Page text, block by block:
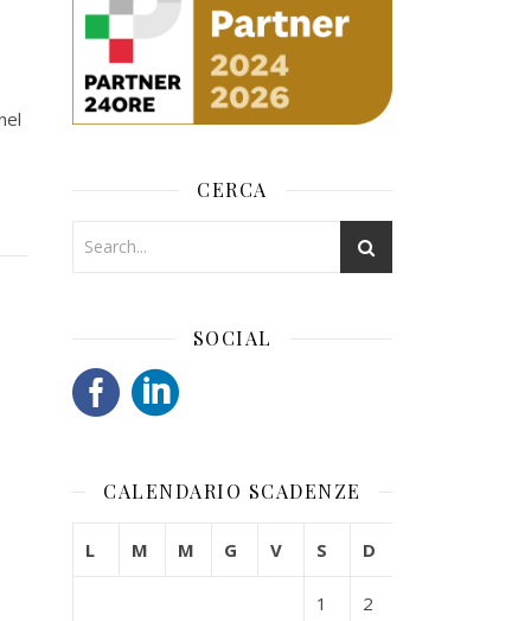
CERCA
SOCIAL
CALENDARIO SCADENZE
L M M G V S D
1 2